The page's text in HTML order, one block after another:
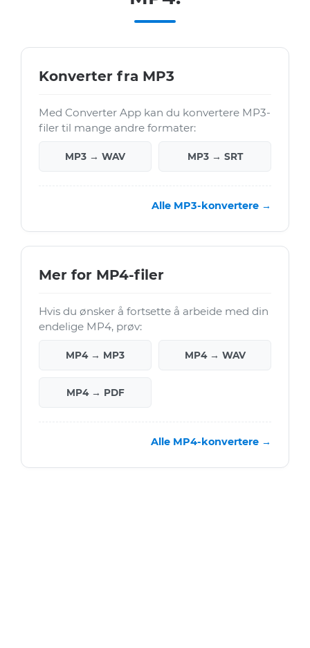
Konverter fra MP3
Med Converter App kan du konvertere MP3-
filer til mange andre formater:
MP3 → WAV MP3 → SRT
Alle MP3-konvertere →
Mer for MP4-filer
Hvis du ønsker å fortsette å arbeide med din
endelige MP4, prøv:
MP4 → MP3 MP4 → WAV
MP4 → PDF
Alle MP4-konvertere →